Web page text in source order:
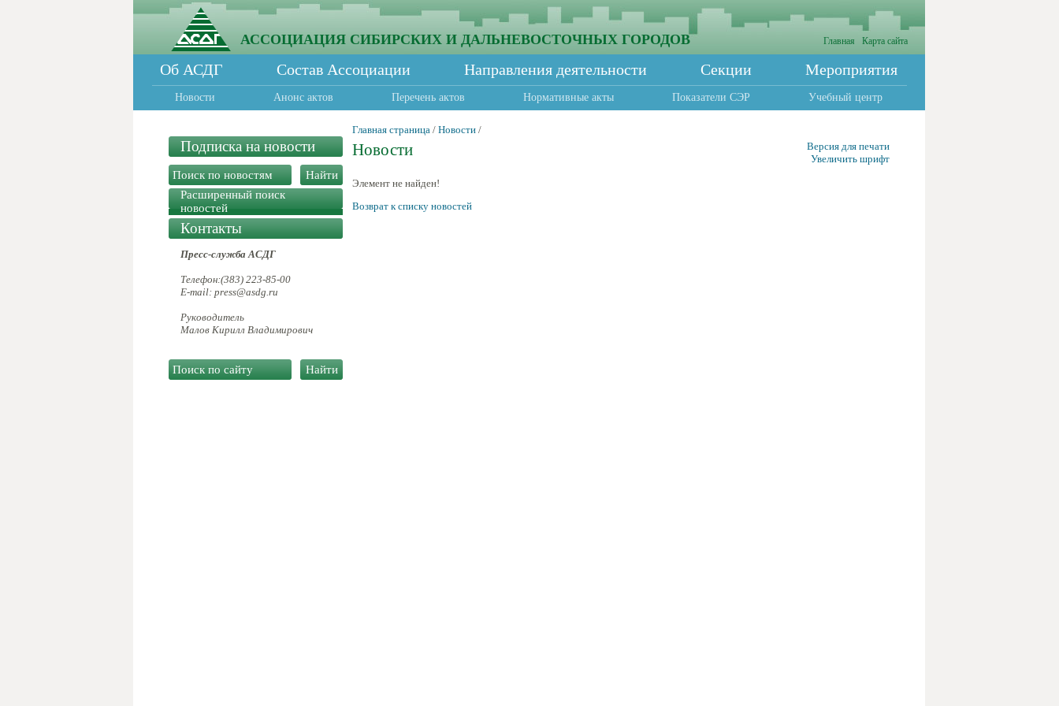
АССОЦИАЦИЯ СИБИРСКИХ И ДАЛЬНЕВОСТОЧНЫХ ГОРОДОВ Главная Карта сайта
Об АСДГ Состав Ассоциации Направления деятельности Секции Мероприятия
Новости Анонс актов Перечень актов Нормативные акты Показатели СЭР Учебный центр
Подписка на новости
Расширенный поиск
новостей
Контакты
Пресс-служба АСДГ
Телефон:(383) 223-85-00
E-mail: press@asdg.ru
Руководитель
Малов Кирилл Владимирович
Главная страница / Новости /
Новости
Версия для печати
Увеличить шрифт
Элемент не найден!
Возврат к списку новостей